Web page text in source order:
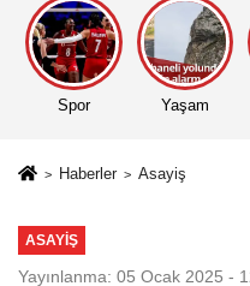
Spor Yaşam
Haberler Asayiş
ASAYIŞ
Yayınlanma: 05 Ocak 2025 -